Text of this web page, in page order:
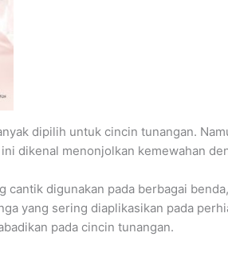
dipilih untuk cincin tunangan.
dikenal menonjolkan kemewahan
cantik digunakan pada berbagai
yang sering diaplikasikan pada
pada cincin tunangan.